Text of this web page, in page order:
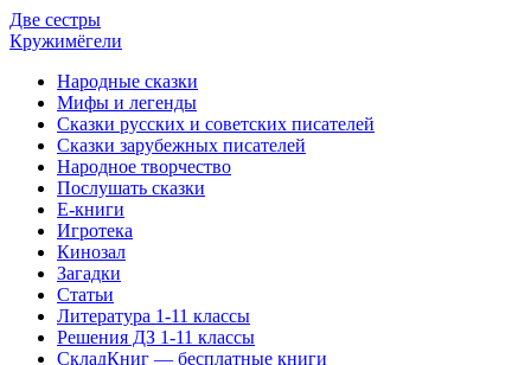
Две сестры
Кружимёгели
Народные сказки
Мифы и легенды
Сказки русских и советских писателей
Сказки зарубежных писателей
Народное творчество
Послушать сказки
Е-книги
Игротека
Кинозал
Загадки
Статьи
Литература 1-11 классы
Решения ДЗ 1-11 классы
СкладКниг — бесплатные книги